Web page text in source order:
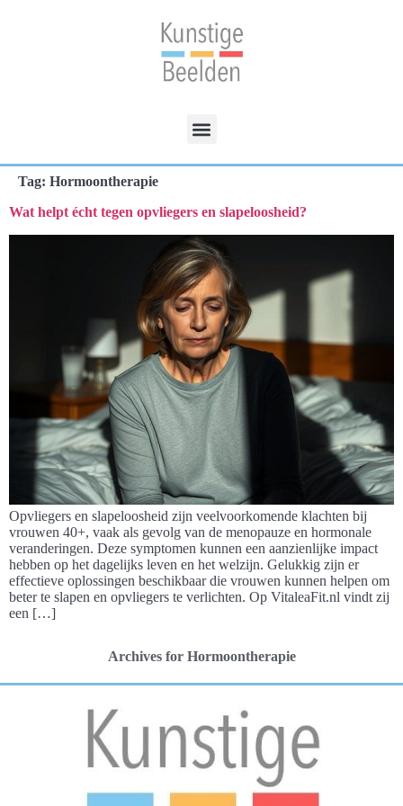
Tag: Hormoontherapie
Wat helpt écht tegen opvliegers en slapeloosheid?
Opvliegers en slapeloosheid zijn veelvoorkomende klachten bij
vrouwen 40+, vaak als gevolg van de menopauze en hormonale
veranderingen. Deze symptomen kunnen een aanzienlijke impact
hebben op het dagelijks leven en het welzijn. Gelukkig zijn er
effectieve oplossingen beschikbaar die vrouwen kunnen helpen om
beter te slapen en opvliegers te verlichten. Op VitaleaFit.nl vindt zij
een […]
Archives for Hormoontherapie